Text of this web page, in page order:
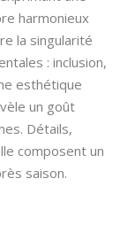
harmonieux
la singularité
: inclusion,
esthétique
un goût
Détails,
composent un
saison.